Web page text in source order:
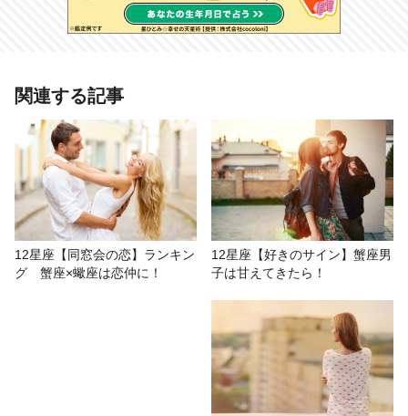
あわせて読みたい記事
12星座【恋愛モード】5月8日に金星
が蟹座に移動、乙女座は恋を見直す
時期に！
# 12星座恋の運命 # LUA # おもしろ # 今月の運勢
# 星座占い/星占い
関連する記事
12星座【同窓会の恋】ランキン
グ 蟹座×蠍座は恋仲に！
12星座【好きのサイン】蟹座男
子は甘えてきたら！